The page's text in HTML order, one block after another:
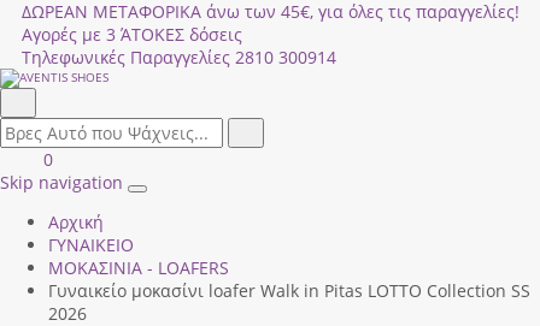
ΔΩΡΕΑΝ ΜΕΤΑΦΟΡΙΚΑ άνω των 45€, για όλες τις παραγγελίες!
Αγορές με 3 ΆΤΟΚΕΣ δόσεις
Τηλεφωνικές Παραγγελίες 2810 300914
field.search
Είσοδος
|
ΚΑΛΑΘΙ
ΑΓΟΡΩΝ
0
Skip navigation
Toggle
Αρχική
ΓΥΝΑΙΚΕΙΟ
ΜΟΚΑΣΙΝΙΑ - LOAFERS
Γυναικείο μοκασίνι loafer Walk in Pitas LΟΤΤΟ Collection SS
2026